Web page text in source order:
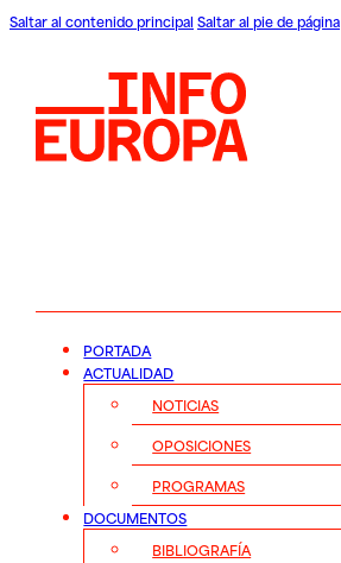
Saltar al contenido principal Saltar al pie de página
PORTADA
ACTUALIDAD
NOTICIAS
OPOSICIONES
PROGRAMAS
DOCUMENTOS
BIBLIOGRAFÍA